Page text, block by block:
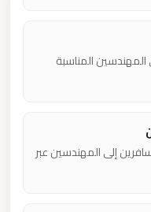
المناسبة
إلى المهندسين عبر